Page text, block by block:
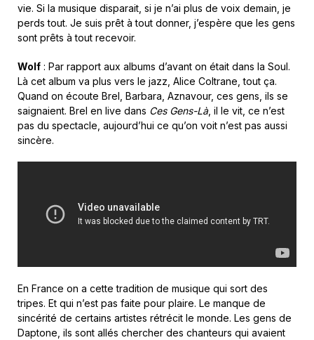
vie. Si la musique disparait, si je n’ai plus de voix demain, je
perds tout. Je suis prêt à tout donner, j’espère que les gens
sont prêts à tout recevoir.
Wolf : Par rapport aux albums d’avant on était dans la Soul.
Là cet album va plus vers le jazz, Alice Coltrane, tout ça.
Quand on écoute Brel, Barbara, Aznavour, ces gens, ils se
saignaient. Brel en live dans Ces Gens-Là, il le vit, ce n’est
pas du spectacle, aujourd’hui ce qu’on voit n’est pas aussi
sincère.
En France on a cette tradition de musique qui sort des
tripes. Et qui n’est pas faite pour plaire. Le manque de
sincérité de certains artistes rétrécit le monde. Les gens de
Daptone, ils sont allés chercher des chanteurs qui avaient